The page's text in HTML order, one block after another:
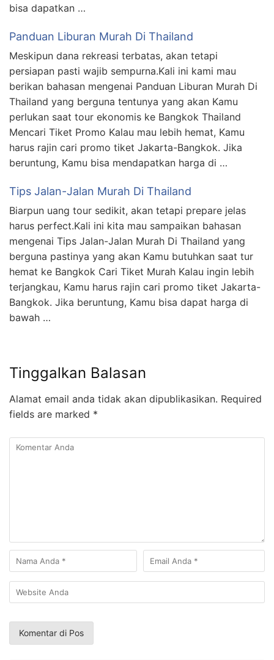
bisa dapatkan …
Panduan Liburan Murah Di Thailand
Meskipun dana rekreasi terbatas, akan tetapi
persiapan pasti wajib sempurna.Kali ini kami mau
berikan bahasan mengenai Panduan Liburan Murah Di
Thailand yang berguna tentunya yang akan Kamu
perlukan saat tour ekonomis ke Bangkok Thailand
Mencari Tiket Promo Kalau mau lebih hemat, Kamu
harus rajin cari promo tiket Jakarta-Bangkok. Jika
beruntung, Kamu bisa mendapatkan harga di …
Tips Jalan-Jalan Murah Di Thailand
Biarpun uang tour sedikit, akan tetapi prepare jelas
harus perfect.Kali ini kita mau sampaikan bahasan
mengenai Tips Jalan-Jalan Murah Di Thailand yang
berguna pastinya yang akan Kamu butuhkan saat tur
hemat ke Bangkok Cari Tiket Murah Kalau ingin lebih
terjangkau, Kamu harus rajin cari promo tiket Jakarta-
Bangkok. Jika beruntung, Kamu bisa dapat harga di
bawah …
Tinggalkan Balasan
Alamat email anda tidak akan dipublikasikan. Required
fields are marked *